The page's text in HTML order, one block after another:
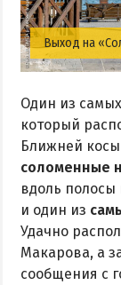
Выход на
Один из
который
Ближней
соломенные
вдоль полосы
и один из
Удачно
Макарова, а
сообщения с